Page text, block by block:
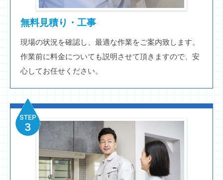
無料見積り・工事
現場の状況を確認し、最適な作業をご案内致します。
作業前に料金についても説明させて頂きますので、安
心してお任せください。